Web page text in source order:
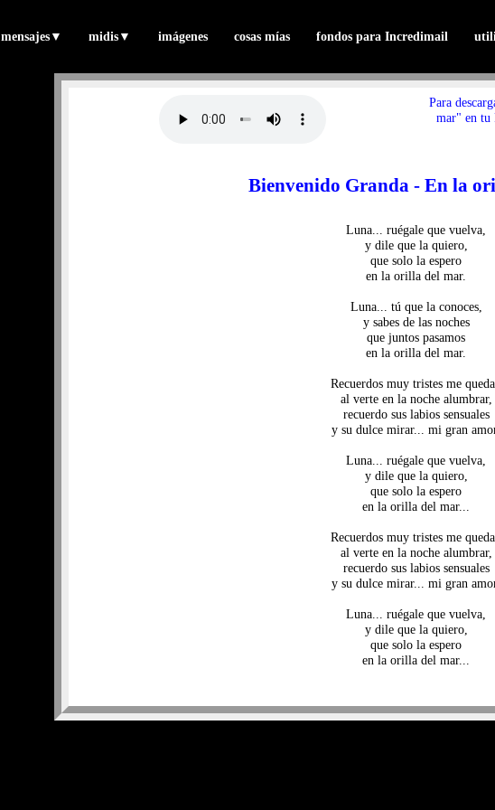
mensajes▼ midis▼ imágenes cosas mías fondos para Incredimail
Para
mar" en tu
Bienvenido Granda - En la
Luna... ruégale que vuelva,
y dile que la quiero,
que solo la espero
en la orilla del mar.
Luna... tú que la conoces,
y sabes de las noches
que juntos pasamos
en la orilla del mar.
Recuerdos muy tristes me
al verte en la noche alumbrar,
recuerdo sus labios sensuales
y su dulce mirar... mi gran
Luna... ruégale que vuelva,
y dile que la quiero,
que solo la espero
en la orilla del mar...
Recuerdos muy tristes me
al verte en la noche alumbrar,
recuerdo sus labios sensuales
y su dulce mirar... mi gran
Luna... ruégale que vuelva,
y dile que la quiero,
que solo la espero
en la orilla del mar...